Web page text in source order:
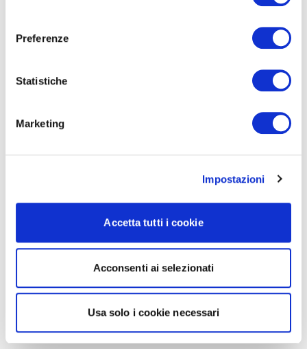
Preferenze
Statistiche
Marketing
Impostazioni
Accetta tutti i cookie
Acconsenti ai selezionati
Usa solo i cookie necessari